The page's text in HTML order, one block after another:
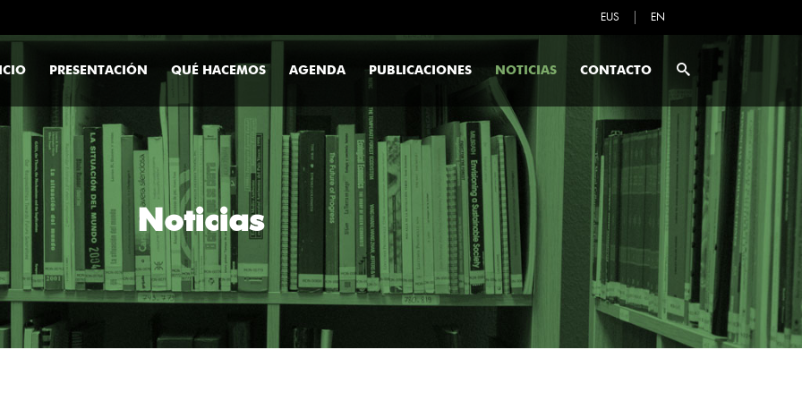
EUS EN
PRESENTACIÓN QUÉ HACEMOS AGENDA PUBLICACIONES NOTICIAS CONTACTO
Noticias